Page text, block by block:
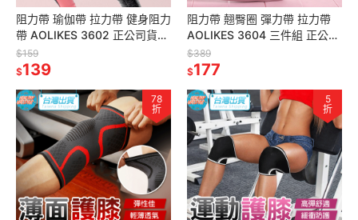
阻力帶 瑜伽帶 拉力帶 健身阻力
帶 AOLIKES 3602 正公司貨
健身帶 彈力帶 健身圈 拉力繩
健身帶
$159
$139
阻力帶 翹臀圈 彈力帶 拉力帶
AOLIKES 3604 三件組 正公司
貨 拉力圈 彈力圈 深蹲帶 阻力
繩
$389
$177
78
折
5
折